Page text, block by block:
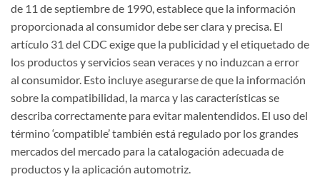
de 11 de septiembre de 1990, establece que la información
proporcionada al consumidor debe ser clara y precisa. El
artículo 31 del CDC exige que la publicidad y el etiquetado de
los productos y servicios sean veraces y no induzcan a error
al consumidor. Esto incluye asegurarse de que la información
sobre la compatibilidad, la marca y las características se
describa correctamente para evitar malentendidos. El uso del
término ‘compatible’ también está regulado por los grandes
mercados del mercado para la catalogación adecuada de
productos y la aplicación automotriz.